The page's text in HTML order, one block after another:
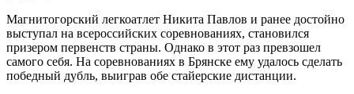
Магнитогорский легкоатлет Никита Павлов и ранее достойно
выступал на всероссийских соревнованиях, становился
призером первенств страны. Однако в этот раз превзошел
самого себя. На соревнованиях в Брянске ему удалось сделать
победный дубль, выиграв обе стайерские дистанции.